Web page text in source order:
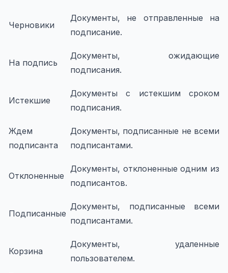
Черновики
Документы, не отправленные на
подписание.
На подпись
Документы, ожидающие
подписания.
Истекшие
Документы с истекшим сроком
подписания.
Ждем
подписанта
Документы, подписанные не всеми
подписантами.
Отклоненные
Документы, отклоненные одним из
подписантов.
Подписанные
Документы, подписанные всеми
подписантами.
Корзина
Документы, удаленные
пользователем.